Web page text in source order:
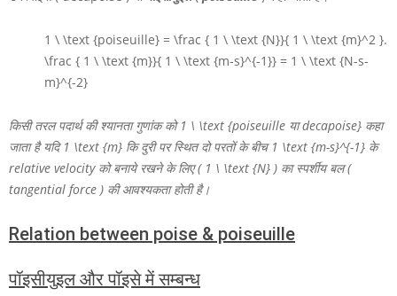
1 \ \text {poiseuille} = \frac { 1 \ \text {N}}{ 1 \ \text {m}^2 }.
\frac { 1 \ \text {m}}{ 1 \ \text {m-s}^{-1}} = 1 \ \text {N-s-
m}^{-2}
किसी तरल पदार्थ की श्यानता गुणांक को1 \ \text {poiseuille या decapoise} कहा
जाता है यदि 1 \text {m} कि दुरी पर स्थित दो परतों के बीच 1 \text {m-s}^{-1} के
relative velocity को बनाये रखने के लिए( 1 \ \text {N} ) का स्पर्शीय बल (
tangential force ) की आवश्यकता होती है।
Relation between poise & poiseuille
पॉइसीयुइल और पॉइसे में सम्बन्ध